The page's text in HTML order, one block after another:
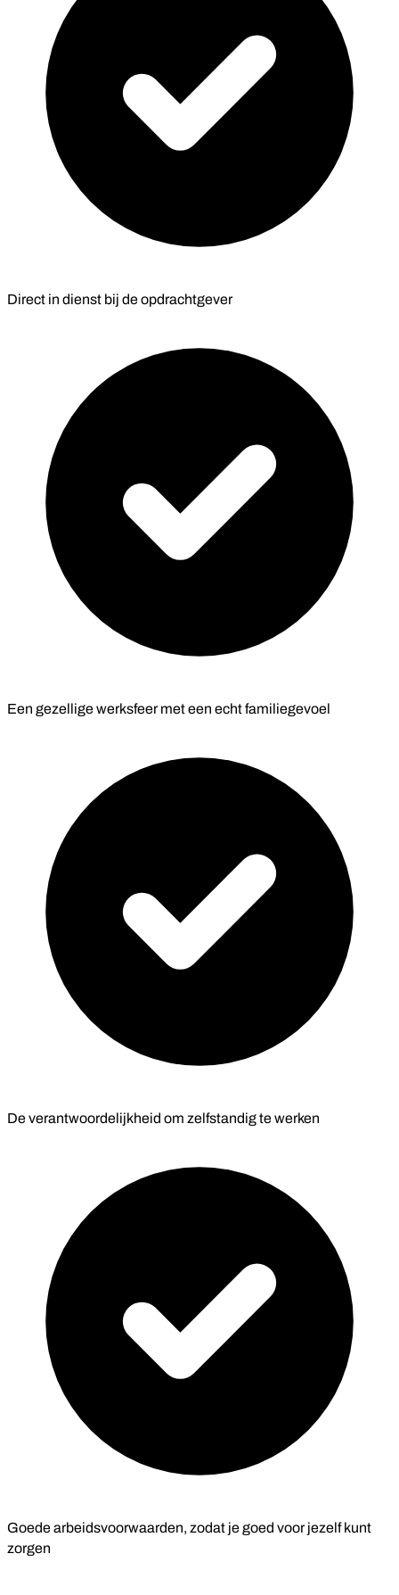
Direct in dienst bij de opdrachtgever
Een gezellige werksfeer met een echt familiegevoel
De verantwoordelijkheid om zelfstandig te werken
Goede arbeidsvoorwaarden, zodat je goed voor jezelf kunt
zorgen